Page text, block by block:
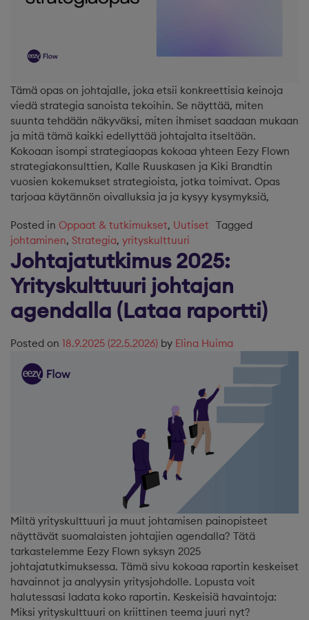
Tämä opas on johtajalle, joka etsii konkreettisia keinoja
viedä strategia sanoista tekoihin. Se näyttää, miten
suunta tehdään näkyväksi, miten ihmiset saadaan mukaan
ja mitä tämä kaikki edellyttää johtajalta itseltään.
Kokoaan isompi strategiaopas kokoaa yhteen Eezy Flown
strategiakonsulttien, Kalle Ruuskasen ja Kiki Brandtin
vuosien kokemukset strategioista, jotka toimivat. Opas
tarjoaa käytännön oivalluksia ja ja kysyy kysymyksiä,
Posted in Oppaat & tutkimukset, Uutiset Tagged
johtaminen, Strategia, yrityskulttuuri
Johtajatutkimus 2025:
Yrityskulttuuri johtajan
agendalla (Lataa raportti)
Posted on 18.9.2025 (22.5.2026) by Elina Huima
Miltä yrityskulttuuri ja muut johtamisen painopisteet
näyttävät suomalaisten johtajien agendalla? Tätä
tarkastelemme Eezy Flown syksyn 2025
johtajatutkimuksessa. Tämä sivu kokoaa raportin keskeiset
havainnot ja analyysin yritysjohdolle. Lopusta voit
halutessasi ladata koko raportin. Keskeisiä havaintoja:
Miksi yrityskulttuuri on kriittinen teema juuri nyt?